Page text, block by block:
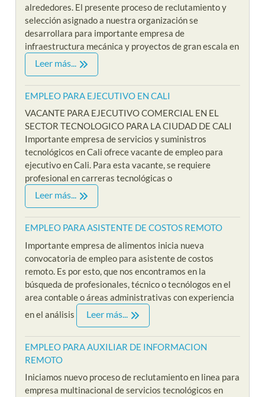
alrededores. El presente proceso de reclutamiento y
selección asignado a nuestra organización se
desarrollara para importante empresa de
infraestructura mecánica y proyectos de gran escala en
Leer más...
EMPLEO PARA EJECUTIVO EN CALI
VACANTE PARA EJECUTIVO COMERCIAL EN EL
SECTOR TECNOLOGICO PARA LA CIUDAD DE CALI
Importante empresa de servicios y suministros
tecnológicos en Cali ofrece vacante de empleo para
ejecutivo en Cali. Para esta vacante, se requiere
profesional en carreras tecnológicas o
Leer más...
EMPLEO PARA ASISTENTE DE COSTOS REMOTO
Importante empresa de alimentos inicia nueva
convocatoria de empleo para asistente de costos
remoto. Es por esto, que nos encontramos en la
búsqueda de profesionales, técnico o tecnólogos en el
area contable o áreas administrativas con experiencia
en el análisis
Leer más...
EMPLEO PARA AUXILIAR DE INFORMACION
REMOTO
Iniciamos nuevo proceso de reclutamiento en linea para
empresa multinacional de servicios tecnológicos en